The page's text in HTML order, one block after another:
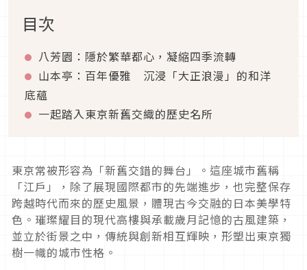
目次
八芳園：隱於繁華都心，凝縮四季流轉
山本亭：百年優雅 沉浸「大正浪漫」的和洋
底蘊
一起踏入東京新舊交織的歷史名所
東京常被形容為「新舊交錯的舞台」。這座城市舊稱
「江戶」，除了展現國際都市的先端進步，也完整保存
跨越時代而來的歷史風景，體現古今交融的日本美學特
色。璀璨耀目的現代高樓與承載歲月記憶的古風建築，
並立於街景之中，傳統與創新相互輝映，形塑出東京獨
樹一幟的城市性格。